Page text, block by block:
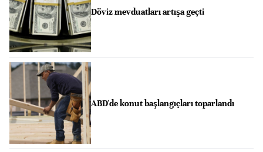
Döviz mevduatları artışa geçti
ABD'de konut başlangıçları toparlandı